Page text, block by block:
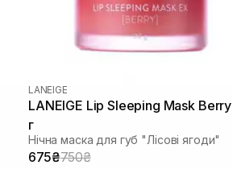
LANEIGE
LANEIGE Lip Sleeping Mask
г
Нічна маска для губ "Лісові ягоди"
675₴750₴